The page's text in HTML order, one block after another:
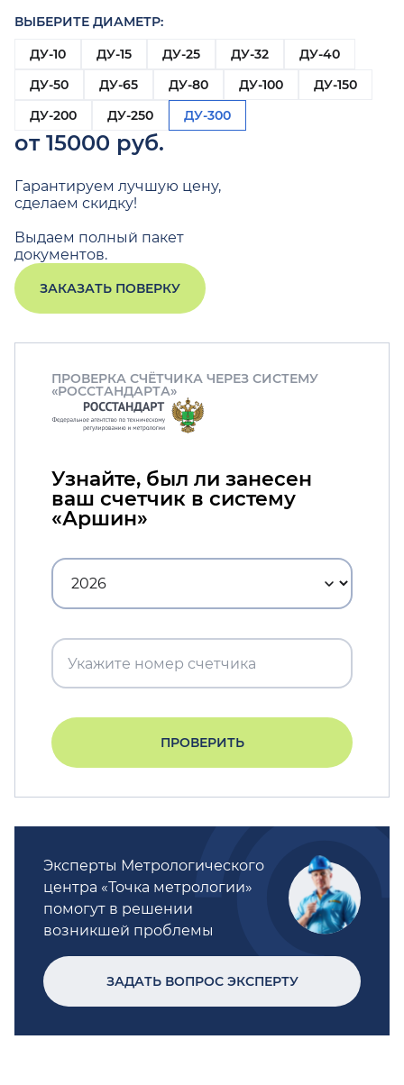
ВЫБЕРИТЕ ДИАМЕТР:
ДУ-10
ДУ-15 ДУ-25 ДУ-32
ДУ-40
ДУ-50
ДУ-65 ДУ-80 ДУ-100
ДУ-150
ДУ-200
ДУ-250 ДУ-300
от 15000 руб.
Гарантируем лучшую цену,
сделаем скидку!
Выдаем полный пакет
документов.
ЗАКАЗАТЬ ПОВЕРКУ
ПРОВЕРКА СЧЁТЧИКА ЧЕРЕЗ СИСТЕМУ
«РОССТАНДАРТА»
Узнайте, был ли занесен
ваш счетчик в систему
«Аршин»
ПРОВЕРИТЬ
Эксперты Метрологического
центра «Точка метрологии»
помогут в решении
возникшей проблемы
ЗАДАТЬ ВОПРОС ЭКСПЕРТУ